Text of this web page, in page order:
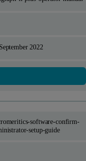
果，或比较同一样品
审视图形数据。在表
，单位为 mm）。此
行缩放。
2022
software-confirm-
setup-guide